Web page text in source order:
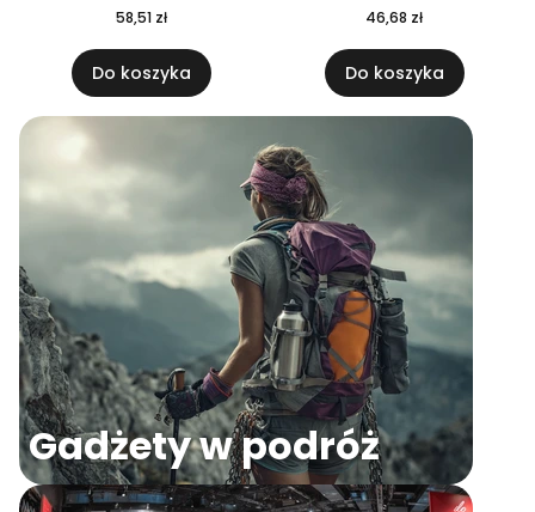
58,51 zł
Do koszyka
46,68 zł
Do koszyka
Gadżety w podróż